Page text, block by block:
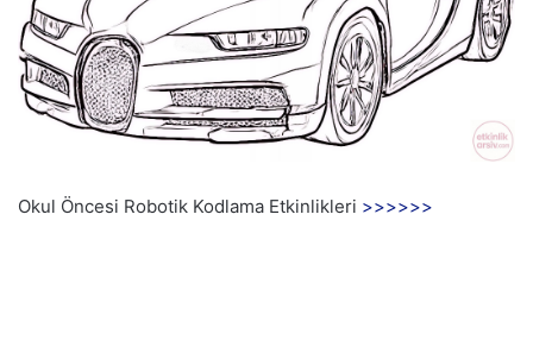
Okul Öncesi Robotik Kodlama Etkinlikleri >>>>>>